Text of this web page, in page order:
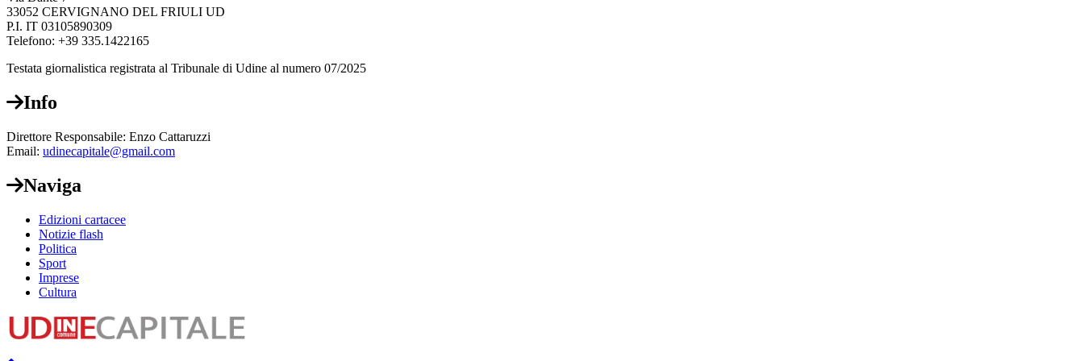
33052 CERVIGNANO DEL FRIULI UD
P.I. IT 03105890309
Telefono: +39 335.1422165
Testata giornalistica registrata al Tribunale di Udine al numero 07/2025
Info
Direttore Responsabile: Enzo Cattaruzzi
Email: udinecapitale@gmail.com
Naviga
Edizioni cartacee
Notizie flash
Politica
Sport
Imprese
Cultura